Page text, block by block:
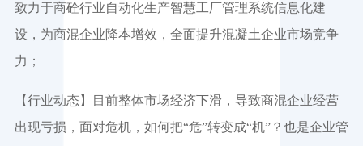
致力于商砼行业自动化生产智慧工厂管理系统信息化建
设，为商混企业降本增效，全面提升混凝土企业市场竞争
力；
【行业动态】目前整体市场经济下滑，导致商混企业经营
出现亏损，面对危机，如何把“危”转变成“机”？也是企业管